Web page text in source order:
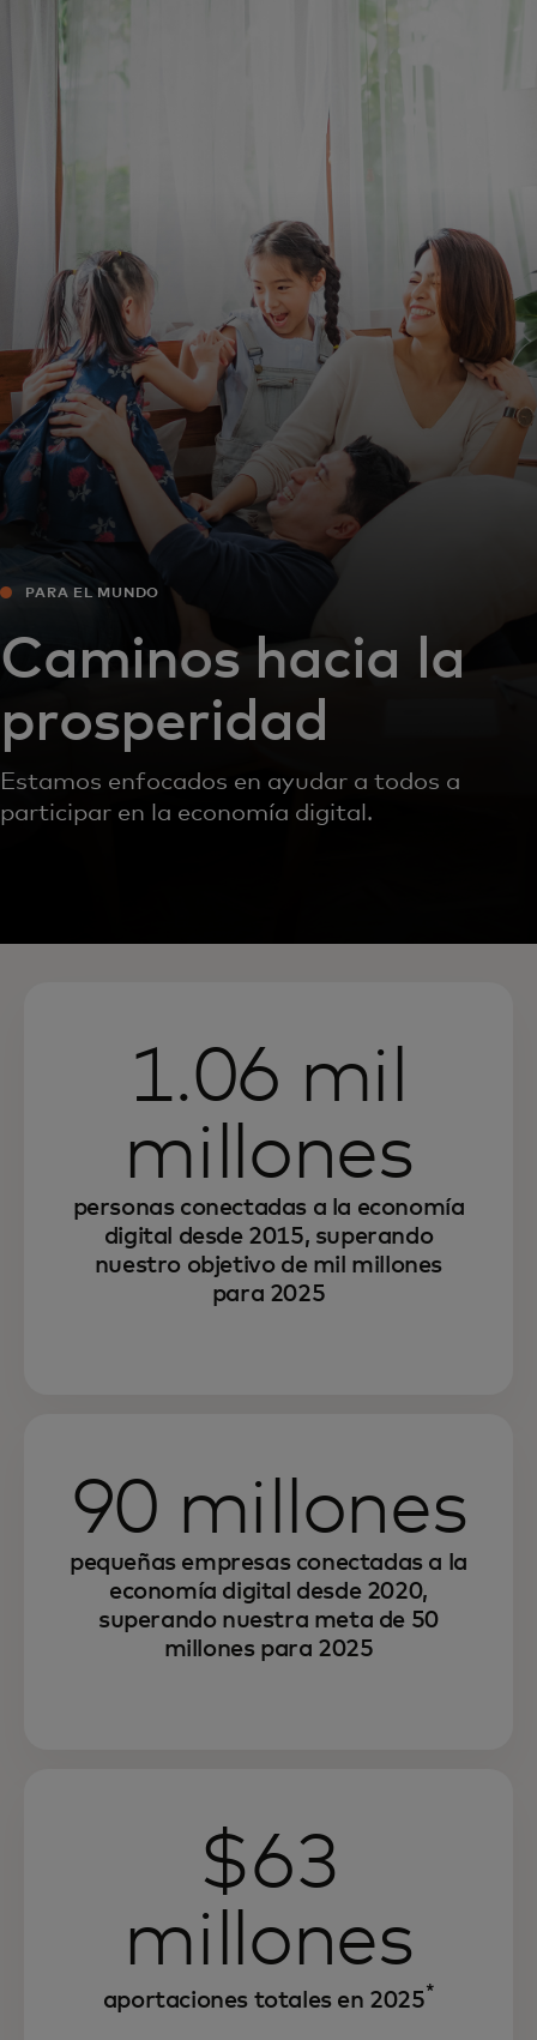
Para ti
Para innovadores
Noticias y tendencias
PARA EL MUNDO
Caminos hacia la
prosperidad
Estamos enfocados en ayudar a todos a
participar en la economía digital.
1.06 mil
millones
personas conectadas a la economía
digital desde 2015, superando
nuestro objetivo de mil millones
para 2025
90 millones
pequeñas empresas conectadas a la
economía digital desde 2020,
superando nuestra meta de 50
millones para 2025
$63
millones
aportaciones totales en 2025*